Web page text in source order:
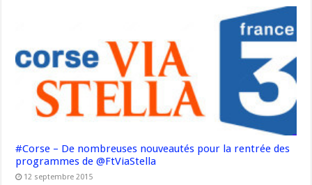
#Corse – De nombreuses nouveautés pour la rentrée des
programmes de @FtViaStella
12 septembre 2015